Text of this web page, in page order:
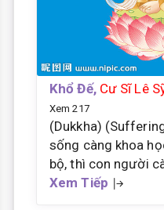
Khổ Đế, Cư Sĩ Lê
Xem 217
(Dukkha)
sống càng khoa
bộ, thì con người
Xem Tiếp